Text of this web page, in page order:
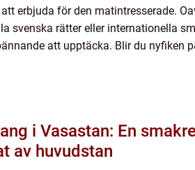
erbjuda för den matintresserade.
svenska rätter eller internationella
att upptäcka. Blir du nyfiken
i Vasastan: En
av huvudstan